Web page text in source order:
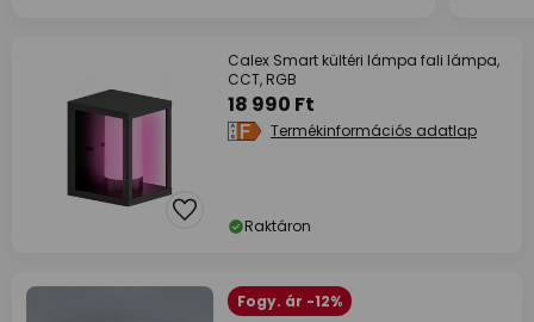
Calex Smart kültéri lámpa fali lámpa,
CCT, RGB
18 990 Ft
Termékinformációs adatlap
Raktáron
Fogy. ár -12%